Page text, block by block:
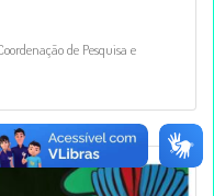
de Pesquisa e